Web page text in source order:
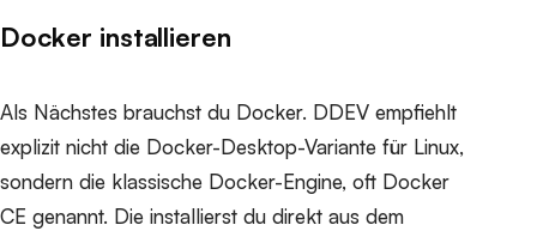
Docker installieren
Als Nächstes brauchst du Docker. DDEV empfiehlt
explizit nicht die Docker-Desktop-Variante für Linux,
sondern die klassische Docker-Engine, oft Docker
CE genannt. Die installierst du direkt aus dem